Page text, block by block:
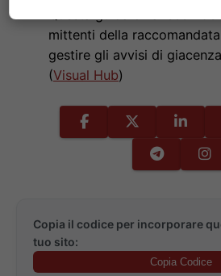
mittenti della
gestire gli avvisi di
(Visual Hub)
Copia il codice per incorporare
tuo sito:
Copia Codice